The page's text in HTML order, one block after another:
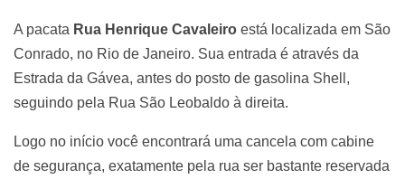
A pacata Rua Henrique Cavaleiro está localizada em São
Conrado, no Rio de Janeiro. Sua entrada é através da
Estrada da Gávea, antes do posto de gasolina Shell,
seguindo pela Rua São Leobaldo à direita.
Logo no início você encontrará uma cancela com cabine
de segurança, exatamente pela rua ser bastante reservada